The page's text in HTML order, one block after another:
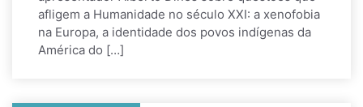
afligem a Humanidade no século XXI: a xenofobia
na Europa, a identidade dos povos indígenas da
América do […]